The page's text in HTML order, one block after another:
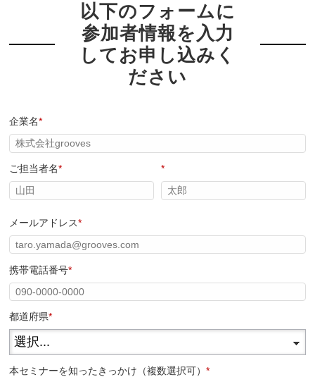
以下のフォームに
参加者情報を入力
してお申し込みく
ださい
*
企業名
*
ご担当者名 *
*
メールアドレス
*
携帯電話番号
*
都道府県
*
本セミナーを知ったきっかけ（複数選択可）